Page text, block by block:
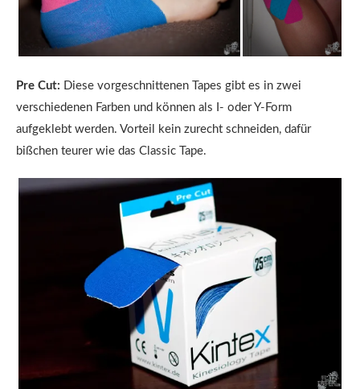
Pre Cut: Diese vorgeschnittenen Tapes gibt es in zwei
verschiedenen Farben und können als I- oder Y-Form
aufgeklebt werden. Vorteil kein zurecht schneiden, dafür
bißchen teurer wie das Classic Tape.